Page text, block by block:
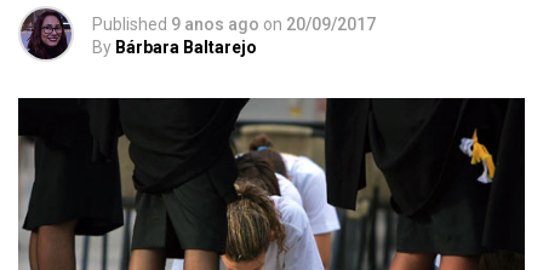
Published 9 anos ago on 20/09/2017
By Bárbara Baltarejo